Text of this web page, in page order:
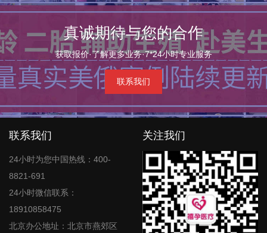
真诚期待与您的合作
获取报价·了解更多业务·7*24小时专业服务
联系我们
联系我们
24小时为您中国热线：400-
8821-691
24小时微信联系：
18910858475
北京办公地址：北京市燕郊区
关注我们